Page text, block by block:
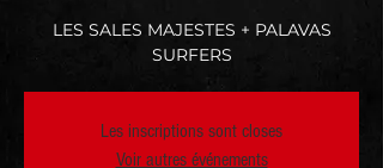
LES SALES MAJESTES + PALAVAS
SURFERS
Les inscriptions sont closes
Voir autres événements